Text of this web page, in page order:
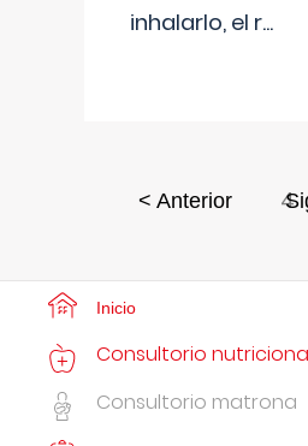
inhalarlo, el r...
< Anterior 4
Inicio
Consultorio
Consultorio matrona